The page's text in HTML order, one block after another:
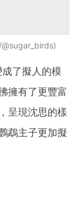
了擬人的模
擁有了更豐富
呈現沈思的樣
鵡主子更加擬